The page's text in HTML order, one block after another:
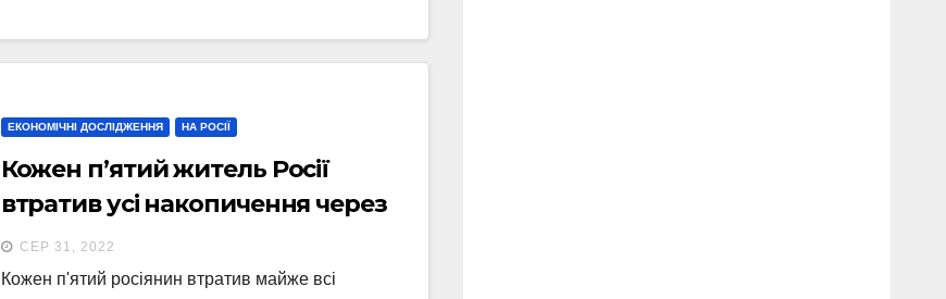
ЕКОНОМІЧНІ ДОСЛІДЖЕННЯ НА РОСІЇ
Кожен п’ятий житель Росії
втратив усі накопичення через
війну в Україні, – Forbes
СЕР 31, 2022
Кожен п'ятий росіянин втратив майже всі